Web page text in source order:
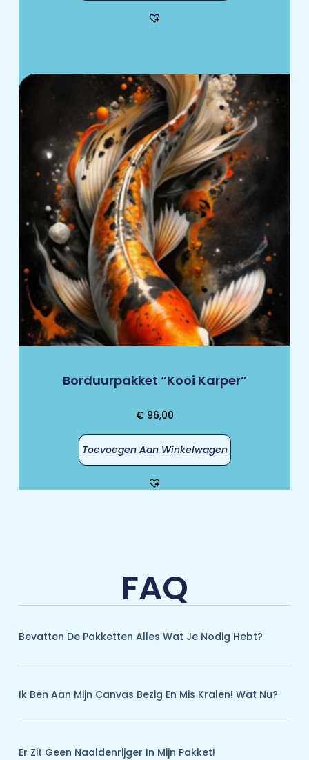
Borduurpakket “Kooi Karper”
€96,00
Toevoegen Aan Winkelwagen
FAQ
Bevatten De Pakketten Alles Wat Je Nodig Hebt?
Ik Ben Aan Mijn Canvas Bezig En Mis Kralen! Wat Nu?
Er Zit Geen Naaldenrijger In Mijn Pakket!